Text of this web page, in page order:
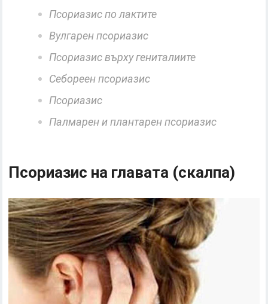
Псориазис по лактите
Вулгарен псориазис
Псориазис върху гениталиите
Себореен псориазис
Псориазис
Палмарен и плантарен псориазис
Псориазис на главата (скалпа)